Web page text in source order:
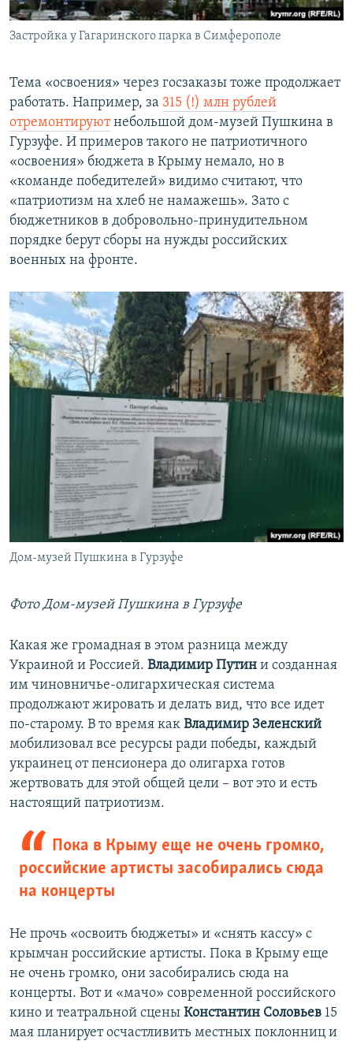
Застройка у Гагаринского парка в Симферополе
Тема «освоения» через госзаказы тоже продолжает
работать. Например, за 315 (!) млн рублей
отремонтируютнебольшой дом-музей Пушкина в
Гурзуфе. И примеров такого не патриотичного
«освоения» бюджета в Крыму немало, но в
«команде победителей» видимо считают, что
«патриотизм на хлеб не намажешь». Зато с
бюджетников в добровольно-принудительном
порядке берут сборы на нужды российских
военных на фронте.
Дом-музей Пушкина в Гурзуфе
Фото Дом-музей Пушкина в Гурзуфе
Какая же громадная в этом разница между
Украиной и Россией. Владимир Путин и созданная
им чиновничье-олигархическая система
продолжают жировать и делать вид, что все идет
по-старому. В то время как Владимир Зеленский
мобилизовал все ресурсы ради победы, каждый
украинец от пенсионера до олигарха готов
жертвовать для этой общей цели – вот это и есть
настоящий патриотизм.
Пока в Крыму еще не очень громко,
российские артисты засобирались сюда
на концерты
Не прочь «освоить бюджеты» и «снять кассу» с
крымчан российские артисты. Пока в Крыму еще
не очень громко, они засобирались сюда на
концерты. Вот и «мачо» современной российского
кино и театральной сцены Константин Соловьев 15
мая планирует осчастливить местных поклонниц и